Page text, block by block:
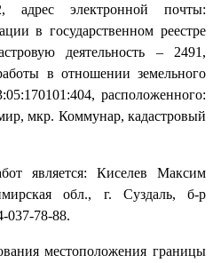
адрес электронной почты:
в государственном реестре
деятельность – 2491,
в отношении земельного
расположенного:
мкр. Коммунар, кадастровый
является: Киселев Максим
обл., г. Суздаль, б-р
037-78-88.
местоположения границы